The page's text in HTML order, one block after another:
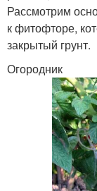
Рассмотрим
к фитофторе,
закрытый грунт.
Огородник